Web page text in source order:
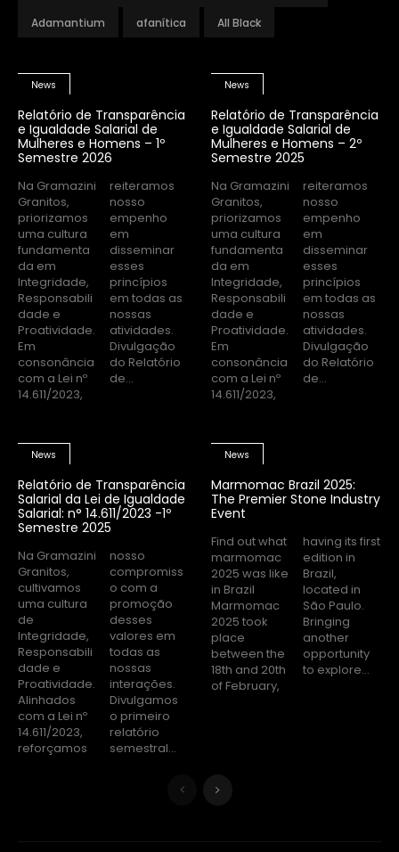
Adamantium
afanítica All Black
News
Relatório de Transparência
e Igualdade Salarial de
Mulheres e Homens – 1º
Semestre 2026
Na Gramazini
Granitos,
priorizamos
uma cultura
fundamenta
da em
Integridade,
Responsabili
dade e
Proatividade.
Em
consonância
com a Lei nº
14.611/2023,
reiteramos
nosso
empenho
em
disseminar
esses
princípios
em todas as
nossas
atividades.
Divulgação
do Relatório
de...
News
Relatório de Transparência
e Igualdade Salarial de
Mulheres e Homens – 2º
Semestre 2025
Na Gramazini
Granitos,
priorizamos
uma cultura
fundamenta
da em
Integridade,
Responsabili
dade e
Proatividade.
Em
consonância
com a Lei nº
14.611/2023,
reiteramos
nosso
empenho
em
disseminar
esses
princípios
em todas as
nossas
atividades.
Divulgação
do Relatório
de...
News
Relatório de Transparência
Salarial da Lei de Igualdade
Salarial: n° 14.611/2023 -1º
Semestre 2025
Na Gramazini
Granitos,
cultivamos
uma cultura
de
Integridade,
Responsabili
dade e
Proatividade.
Alinhados
com a Lei nº
14.611/2023,
reforçamos
nosso
compromiss
o com a
promoção
desses
valores em
todas as
nossas
interações.
Divulgamos
o primeiro
relatório
semestral...
News
Marmomac Brazil 2025:
The Premier Stone Industry
Event
Find out what
marmomac
2025 was like
in Brazil
Marmomac
2025 took
place
between the
18th and 20th
of February,
having its first
edition in
Brazil,
located in
São Paulo.
Bringing
another
opportunity
to explore...